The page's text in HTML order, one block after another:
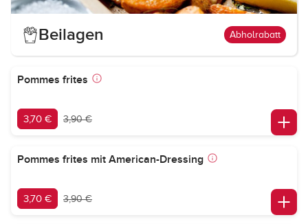
Beilagen Abholrabatt
Pommes frites
3,70 € 3,90 €
Pommes frites mit American-Dressing
3,70 € 3,90 €